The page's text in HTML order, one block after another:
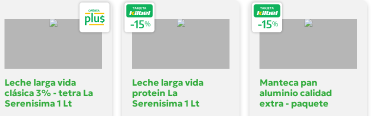
Leche larga vida
clásica 3% - tetra La
Serenisima 1 Lt
Leche larga vida
protein La
Serenisima 1 Lt
Manteca pan
aluminio calidad
extra - paquete